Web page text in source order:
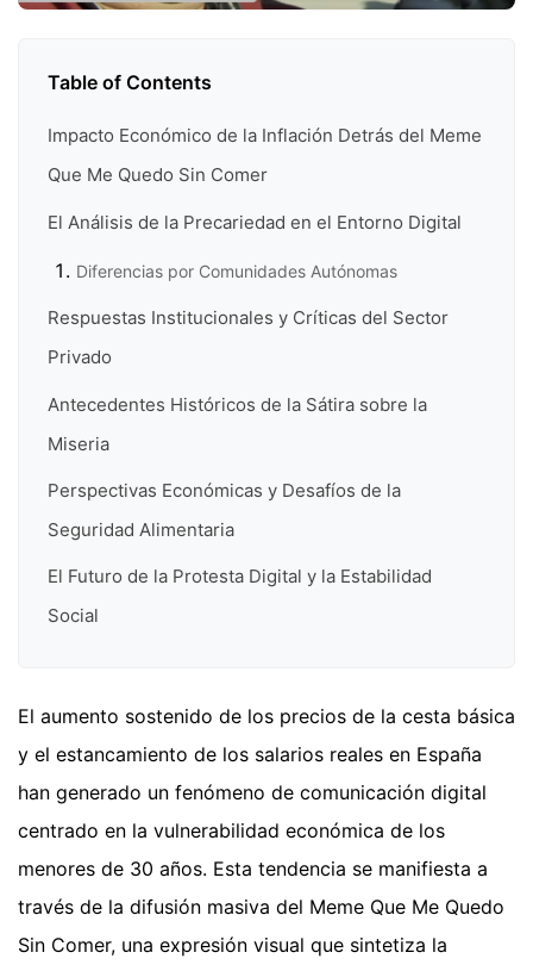
Table of Contents
Impacto Económico de la Inflación Detrás del Meme
Que Me Quedo Sin Comer
El Análisis de la Precariedad en el Entorno Digital
Diferencias por Comunidades Autónomas
Respuestas Institucionales y Críticas del Sector
Privado
Antecedentes Históricos de la Sátira sobre la
Miseria
Perspectivas Económicas y Desafíos de la
Seguridad Alimentaria
El Futuro de la Protesta Digital y la Estabilidad
Social
El aumento sostenido de los precios de la cesta básica
y el estancamiento de los salarios reales en España
han generado un fenómeno de comunicación digital
centrado en la vulnerabilidad económica de los
menores de 30 años. Esta tendencia se manifiesta a
través de la difusión masiva del Meme Que Me Quedo
Sin Comer, una expresión visual que sintetiza la